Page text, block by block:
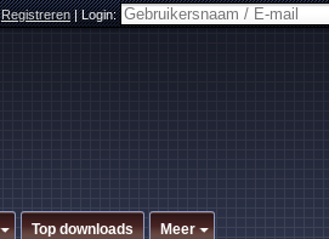
Registreren|Login:
Top downloads Meer